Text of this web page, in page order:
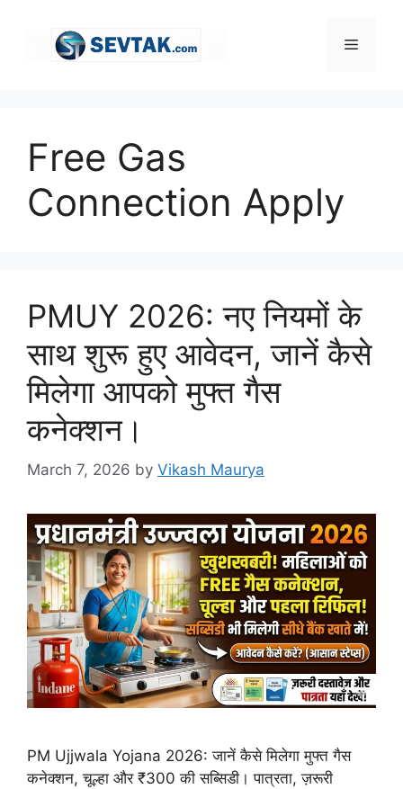
Menu
Free Gas
Connection Apply
PMUY 2026: नए नियमों के
साथ शुरू हुए आवेदन, जानें कैसे
मिलेगा आपको मुफ्त गैस
कनेक्शन।
March 7, 2026 by Vikash Maurya
PM Ujjwala Yojana 2026: जानें कैसे मिलेगा मुफ्त गैस
कनेक्शन, चूल्हा और ₹300 की सब्सिडी। पात्रता, ज़रूरी